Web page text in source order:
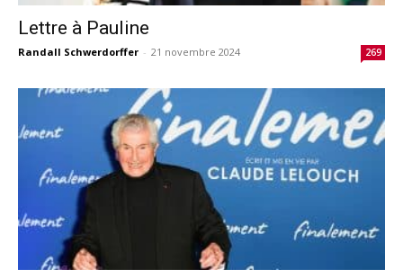
Lettre à Pauline
Randall Schwerdorffer - 21 novembre 2024 269